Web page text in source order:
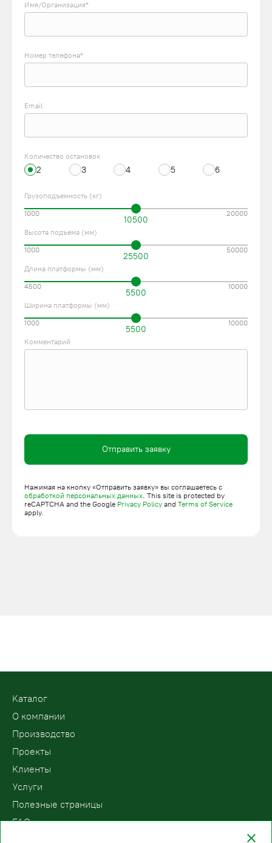
Имя/Организация*
Номер телефона*
Email
Количество остановок
2 3 4 5 6
Грузоподъемность (кг)
10500
1000 20000
Высота подъема (мм)
25500
1000 50000
Длина платформы (мм)
5500
4500 10000
Ширина платформы (мм)
5500
1000 10000
Комментарий
Отправить заявку
Нажимая на кнопку «Отправить заявку» вы соглашаетесь с
обработкой персональных данных. This site is protected by
reCAPTCHA and the Google Privacy Policy and Terms of Service
apply.
Kаталог
О компании
Производство
Проекты
Клиенты
Услуги
Полезные страницы
FAQ